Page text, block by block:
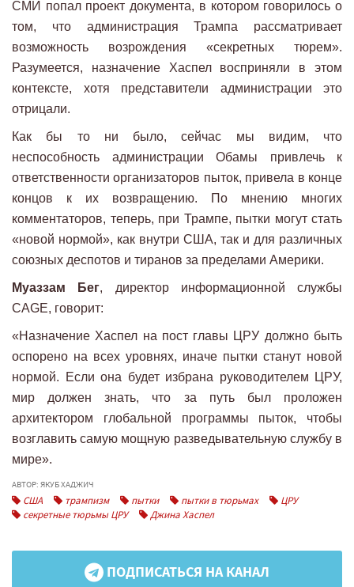
СМИ попал проект документа, в котором говорилось о
том, что администрация Трампа рассматривает
возможность возрождения «секретных тюрем».
Разумеется, назначение Хаспел восприняли в этом
контексте, хотя представители администрации это
отрицали.
Как бы то ни было, сейчас мы видим, что
неспособность администрации Обамы привлечь к
ответственности организаторов пыток, привела в конце
концов к их возвращению. По мнению многих
комментаторов, теперь, при Трампе, пытки могут стать
«новой нормой», как внутри США, так и для различных
союзных деспотов и тиранов за пределами Америки.
Муаззам Бег, директор информационной службы
CAGE, говорит:
«Назначение Хаспел на пост главы ЦРУ должно быть
оспорено на всех уровнях, иначе пытки станут новой
нормой. Если она будет избрана руководителем ЦРУ,
мир должен знать, что за путь был проложен
архитектором глобальной программы пыток, чтобы
возглавить самую мощную разведывательную службу в
мире».
АВТОР: ЯКУБ ХАДЖИЧ
США трампизм пытки пытки в тюрьмах
ЦРУ
секретные тюрьмы ЦРУ
Джина Хаспел
ПОДПИСАТЬСЯ НА КАНАЛ